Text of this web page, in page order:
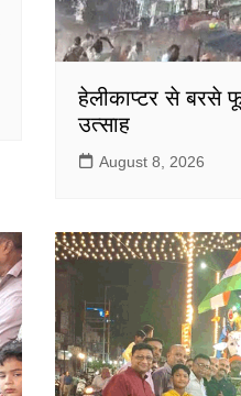
हेलीकाप्टर से बरसे
उत्साह
August 8, 2026